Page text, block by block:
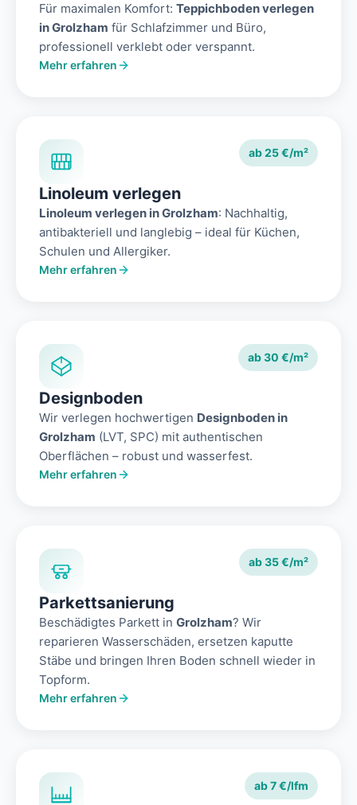
Für maximalen Komfort: Teppichboden verlegen
in Grolzham für Schlafzimmer und Büro,
professionell verklebt oder verspannt.
Mehr erfahren
ab 25 €/m²
Linoleum verlegen
Linoleum verlegen in Grolzham: Nachhaltig,
antibakteriell und langlebig – ideal für Küchen,
Schulen und Allergiker.
Mehr erfahren
ab 30 €/m²
Designboden
Wir verlegen hochwertigen Designboden in
Grolzham (LVT, SPC) mit authentischen
Oberflächen – robust und wasserfest.
Mehr erfahren
ab 35 €/m²
Parkettsanierung
Beschädigtes Parkett in Grolzham? Wir
reparieren Wasserschäden, ersetzen kaputte
Stäbe und bringen Ihren Boden schnell wieder in
Topform.
Mehr erfahren
ab 7 €/lfm